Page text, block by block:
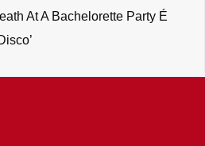
At A Bachelorette Party É